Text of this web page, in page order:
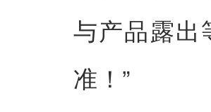
与产品露出
准！”